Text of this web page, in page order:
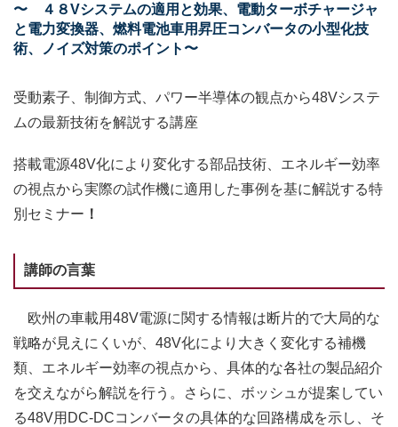
〜 ４８Vシステムの適用と効果、電動ターボチャージャ
と電力変換器、燃料電池車用昇圧コンバータの小型化技
術、ノイズ対策のポイント〜
受動素子、制御方式、パワー半導体の観点から48Vシステ
ムの最新技術を解説する講座
搭載電源48V化により変化する部品技術、エネルギー効率
の視点から実際の試作機に適用した事例を基に解説する特
別セミナー ！
講師の言葉
欧州の車載用48V電源に関する情報は断片的で大局的な
戦略が見えにくいが、48V化により大きく変化する補機
類、エネルギー効率の視点から、具体的な各社の製品紹介
を交えながら解説を行う。さらに、ボッシュが提案してい
る48V用DC-DCコンバータの具体的な回路構成を示し、そ